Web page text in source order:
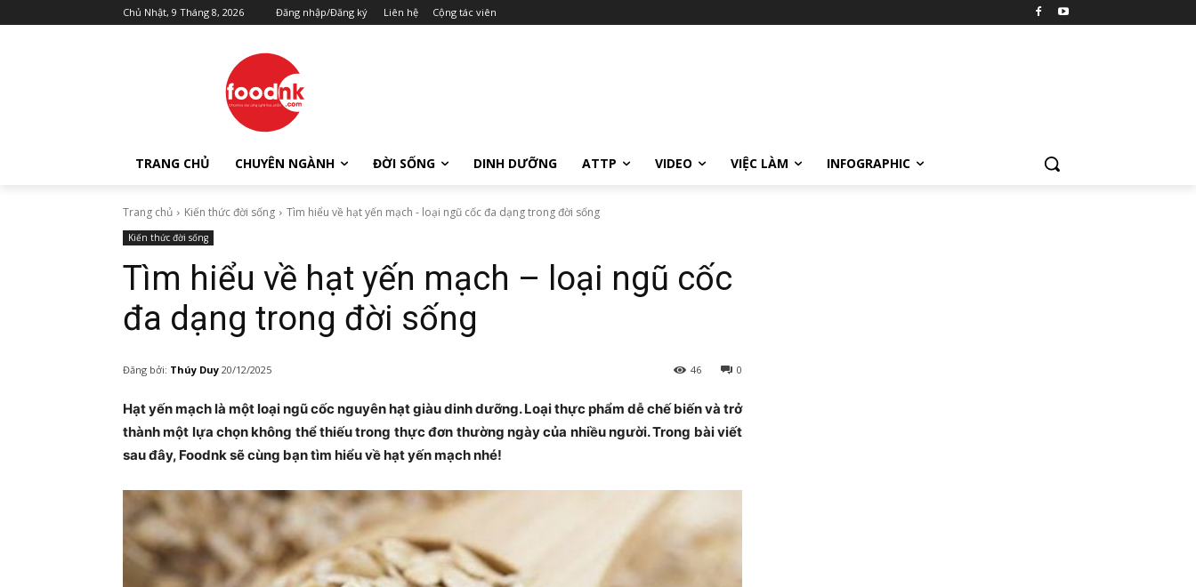
Chủ Nhật, 9 Tháng 8, 2026 Đăng nhập/Đăng ký Liên hệ Cộng tác viên
TRANG CHỦ CHUYÊN NGÀNH ĐỜI SỐNG DINH DƯỠNG ATTP VIDEO VIỆC LÀM INFOGRAPHIC
Trang chủ Kiến thức đời sống Tìm hiểu về hạt yến mạch - loại ngũ cốc đa dạng trong đời sống
Kiến thức đời sống
Tìm hiểu về hạt yến mạch – loại ngũ cốc
đa dạng trong đời sống
Đăng bởi: Thúy Duy 20/12/2025 0
46
Hạt yến mạch là một loại ngũ cốc nguyên hạt giàu dinh dưỡng. Loại thực phẩm dễ chế biến và trở
thành một lựa chọn không thể thiếu trong thực đơn thường ngày của nhiều người. Trong bài viết
sau đây, Foodnk sẽ cùng bạn tìm hiểu về hạt yến mạch nhé!